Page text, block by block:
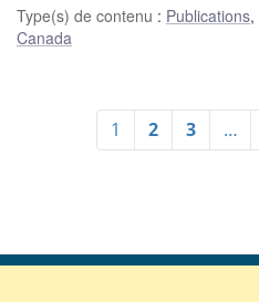
Type(s) de contenu : Publications,
Canada
1 2 3 …